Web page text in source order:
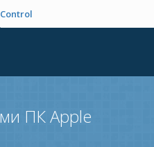
ПК Apple